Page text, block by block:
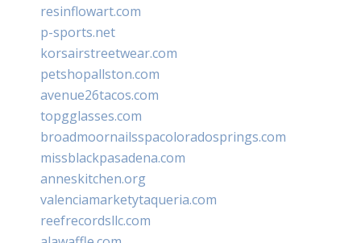
resinflowart.com
p-sports.net
korsairstreetwear.com
petshopallston.com
avenue26tacos.com
topgglasses.com
broadmoornailsspacoloradosprings.com
missblackpasadena.com
anneskitchen.org
valenciamarketytaqueria.com
reefrecordsllc.com